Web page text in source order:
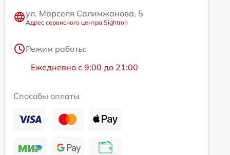
ул. Марселя Салимжанова, 5
Адрес сервисного центра Sightron
Режим работы:
Ежедневно с 9:00 до 21:00
Способы оплаты